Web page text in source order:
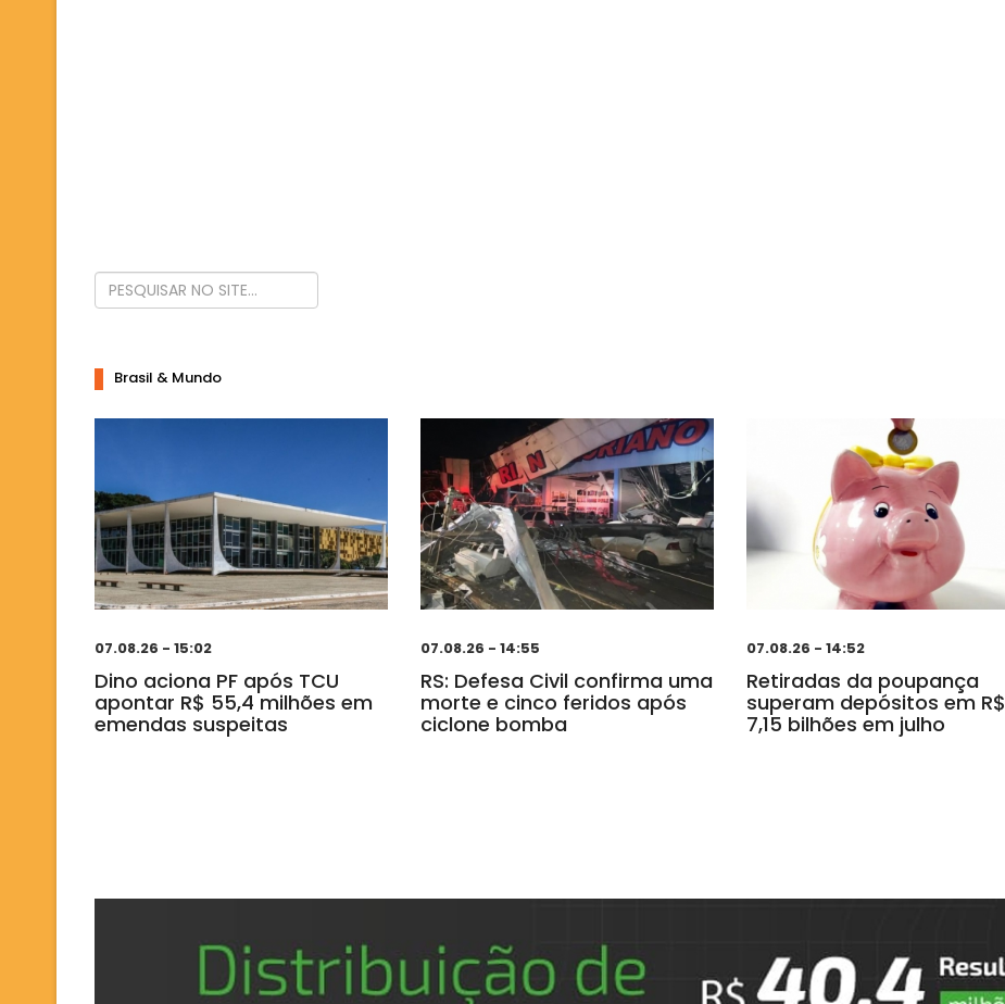
Brasil & Mundo
07.08.26 - 15:02
Dino aciona PF após TCU
apontar R$ 55,4 milhões em
emendas suspeitas
07.08.26 - 14:55
RS: Defesa Civil confirma uma
morte e cinco feridos após
ciclone bomba
07.08.26 - 14:52
Retiradas da poupança
superam depósitos em R$
7,15 bilhões em julho